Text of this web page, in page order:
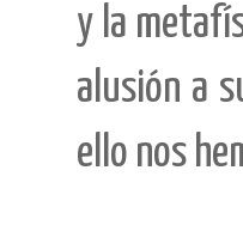
y la
alusión a
ello nos